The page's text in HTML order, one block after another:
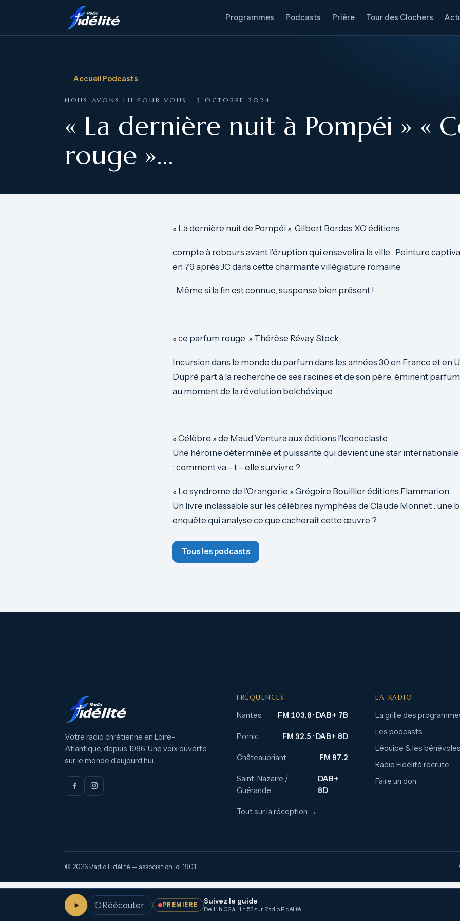
Programmes Podcasts Prière Tour des Clochers
← Accueil·Podcasts
NOUS AVONS LU POUR VOUS · 3 OCTOBRE 2024
« La dernière nuit à Pompéi » «
rouge »…
« La dernière nuit de Pompéi » Gilbert Bordes XO éditions
compte à rebours avant l’éruption qui ensevelira la ville . Peinture
en 79 après JC dans cette charmante villégiature romaine
. Même si la fin est connue, suspense bien présent !
« ce parfum rouge » Thérèse Révay Stock
Incursion dans le monde du parfum dans les années 30 en France et en
Dupré part à la recherche de ses racines et de son père, éminent
au moment de la révolution bolchévique
« Célèbre » de Maud Ventura aux éditions l’Iconoclaste
Une héroïne déterminée et puissante qui devient une star internationale
: comment va – t – elle survivre ?
« Le syndrome de l’Orangerie » Grégoire Bouillier éditions Flammarion
Un livre inclassable sur les célèbres nymphéas de Claude Monnet : une
enquête qui analyse ce que cacherait cette œuvre ?
Tous les podcasts
Votre radio chrétienne en Loire-
Atlantique, depuis 1986. Une voix ouverte
sur le monde d’aujourd’hui.
FRÉQUENCES
Nantes FM 103.8 · DAB+ 7B
Pornic FM 92.5 · DAB+ 8D
Châteaubriant FM 97.2
Saint-Nazaire /
Guérande
DAB+
8D
Tout sur la réception →
LA RADIO
La grille des
Les podcasts
L’équipe & les bénévoles
Radio Fidélité recrute
Faire un don
© 2026 Radio Fidélité — association loi 1901
Réécouter PREMIÈRE Suivez le guide
De 11 h 02 à 11 h 53 sur Radio Fidélité